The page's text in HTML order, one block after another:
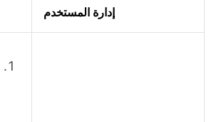
إدارة المستخدم